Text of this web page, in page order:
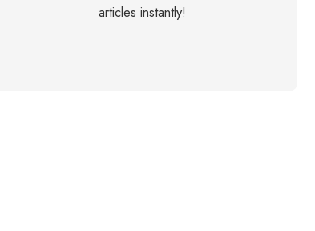
articles instantly!